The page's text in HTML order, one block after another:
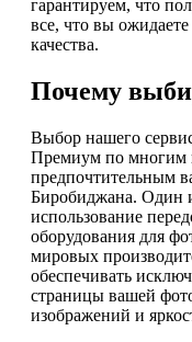
гарантируем, что
все, что вы
качества.
Почему
Выбор нашего
Премиум по многим
предпочтительным
Биробиджана. Один
использование
оборудования для
мировых
обеспечивать
страницы вашей
изображений и